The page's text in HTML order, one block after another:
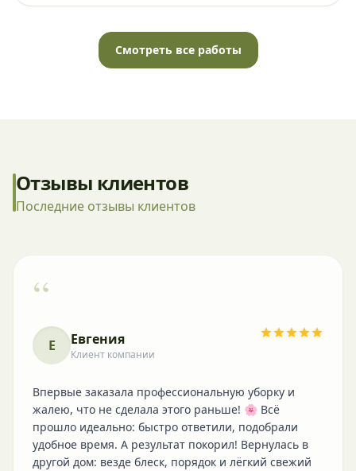
Смотреть все работы
Отзывы клиентов
Последние отзывы клиентов
“
Е Евгения
Клиент компании
Впервые заказала профессиональную уборку и
жалею, что не сделала этого раньше! 🌸 Всё
прошло идеально: быстро ответили, подобрали
удобное время. А результат покорил! Вернулась в
другой дом: везде блеск, порядок и лёгкий свежий